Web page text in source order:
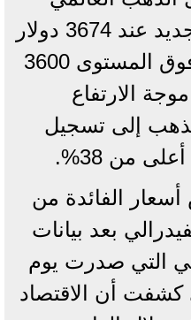
أعلى مستوى تاريخي جديد عند 3674 دولار
للأونصة ليثبت أقدامه فوق المستوى 3600
الارتفاع
إلى تسجيل
من 38%.
الفائدة من
بعد بيانات
التي صدرت يوم
كشفت أن الاقتصاد